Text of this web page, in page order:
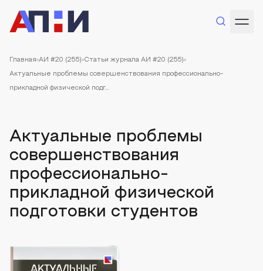
Главная АИ #20 (255) Статьи журнала АИ #20 (255)
Актуальные проблемы совершенствования профессионально-
прикладной физической подг...
Актуальные проблемы
совершенствования
профессионально-
прикладной физической
подготовки студентов